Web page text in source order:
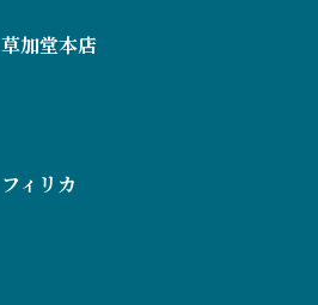
草加堂本店
フィリカ